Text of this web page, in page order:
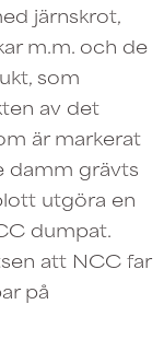
järnskrot,
m.m. och de
som
av det
är markerat
damm grävts
utgöra en
dumpat.
att NCC far
på